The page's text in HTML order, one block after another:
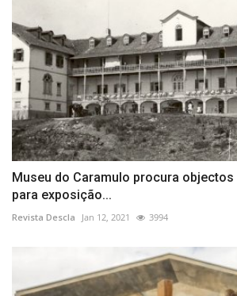
Museu do Caramulo procura
para exposição...
Revista Descla Jan 12, 2021 3994